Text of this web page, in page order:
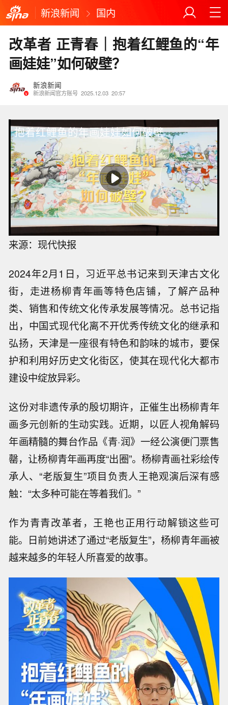
新浪新闻 国内
改革者 正青春｜抱着红鲤鱼的“年
画娃娃”如何破壁？
新浪新闻
新浪新闻官方账号 2025.12.03 20:57
抱着红鲤鱼的年画娃娃如何破壁
来源：现代快报
2024年2月1日，习近平总书记来到天津古文化
街，走进杨柳青年画等特色店铺，了解产品种
类、销售和传统文化传承发展等情况。总书记指
出，中国式现代化离不开优秀传统文化的继承和
弘扬，天津是一座很有特色和韵味的城市，要保
护和利用好历史文化街区，使其在现代化大都市
建设中绽放异彩。
这份对非遗传承的殷切期许，正催生出杨柳青年
画多元创新的生动实践。近期，以匠人视角解码
年画精髓的舞台作品《青·润》一经公演便门票售
罄，让杨柳青年画再度“出圈”。杨柳青画社彩绘传
承人、“老版复生”项目负责人王艳观演后深有感
触：“太多种可能在等着我们。”
作为青青改革者，王艳也正用行动解锁这些可
能。日前她讲述了通过“老版复生”，杨柳青年画被
越来越多的年轻人所喜爱的故事。